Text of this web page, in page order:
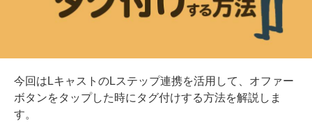
今回はLキャストのLステップ連携を活用して、オファー
ボタンをタップした時にタグ付けする方法を解説しま
す。